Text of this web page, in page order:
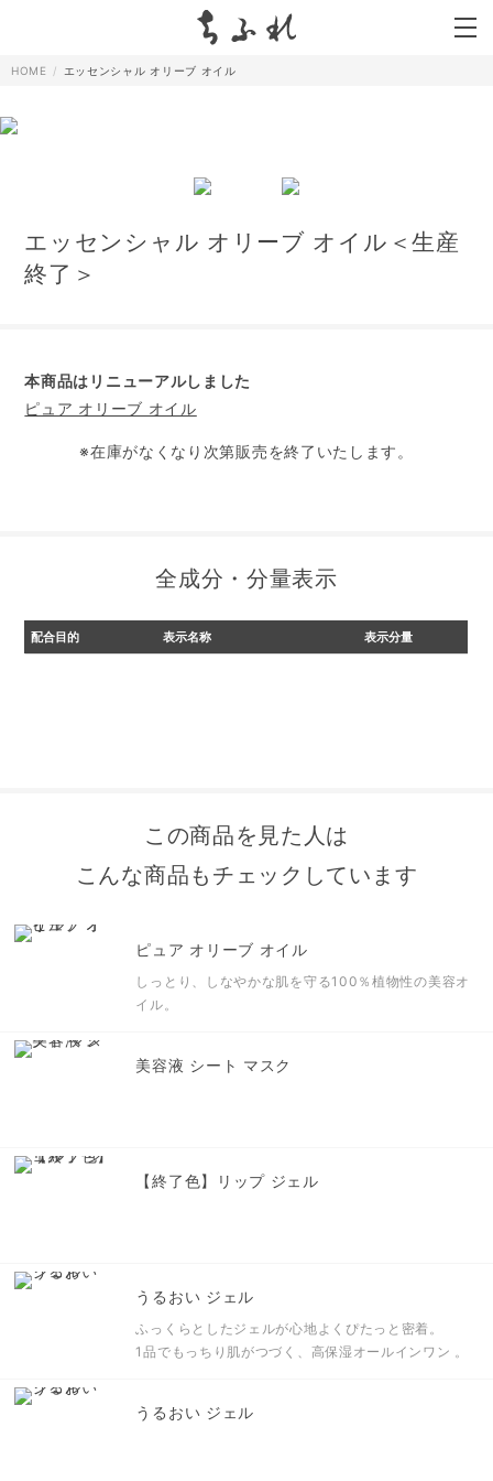
HOME エッセンシャル オリーブ オイル
エッセンシャル オリーブ オイル＜生産
終了＞
本商品はリニューアルしました
ピュア オリーブ オイル
※在庫がなくなり次第販売を終了いたします。
全成分・分量表示
配合目的 表示名称 表示分量
この商品を見た人は
こんな商品もチェックしています
ピュア オリーブ オイル
しっとり、しなやかな肌を守る100％植物性の美容オ
イル。
美容液 シート マスク
【終了色】リップ ジェル
うるおい ジェル
ふっくらとしたジェルが心地よくぴたっと密着。
1品でもっちり肌がつづく、高保湿オールインワン 。
うるおい ジェル